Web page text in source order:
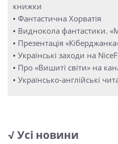
книжки
• Фантастична Хорватія
• Виднокола фантастики.
• Презентація
• Українські заходи на
• Про «Вишиті світи» на
• Українсько-англійські
√ Усі новини